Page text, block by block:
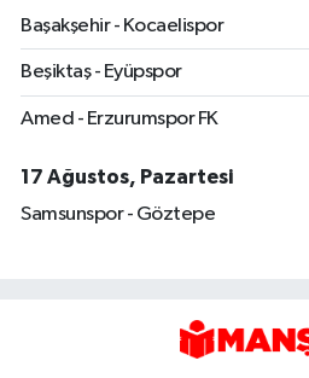
Başakşehir - Kocaelispor
Beşiktaş - Eyüpspor
Amed - Erzurumspor FK
17 Ağustos, Pazartesi
Samsunspor - Göztepe